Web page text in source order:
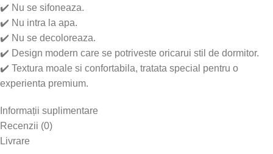
✔️ Nu se sifoneaza.
✔️ Nu intra la apa.
✔️ Nu se decoloreaza.
✔️ Design modern care se potriveste oricarui stil de dormitor.
✔️ Textura moale si confortabila, tratata special pentru o
experienta premium.
Informații suplimentare
Recenzii (0)
Livrare